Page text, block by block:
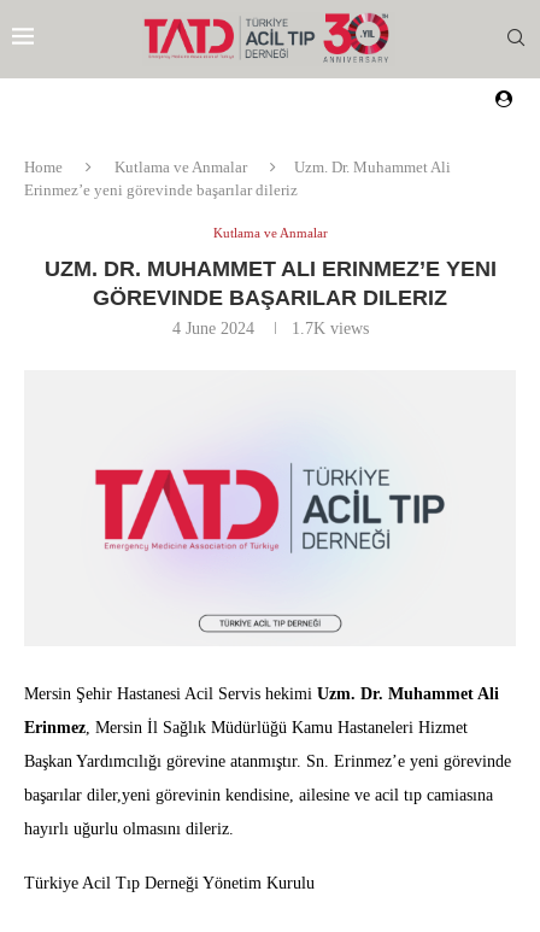
Home Kutlama ve Anmalar
Uzm. Dr. Muhammet Ali
Erinmez’e yeni görevinde başarılar dileriz
Kutlama ve Anmalar
UZM. DR. MUHAMMET ALI ERINMEZ’E YENI
GÖREVINDE BAŞARILAR DILERIZ
4 June 2024 1.7K views
Mersin Şehir Hastanesi Acil Servis hekimi Uzm. Dr. Muhammet Ali
Erinmez, Mersin İl Sağlık Müdürlüğü Kamu Hastaneleri Hizmet
Başkan Yardımcılığı görevine atanmıştır. Sn. Erinmez’e yeni görevinde
başarılar diler,yeni görevinin kendisine, ailesine ve acil tıp camiasına
hayırlı uğurlu olmasını dileriz.
Türkiye Acil Tıp Derneği Yönetim Kurulu